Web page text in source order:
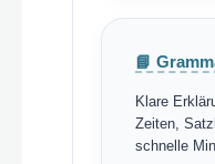
📘
Klare
Zeiten,
schnelle